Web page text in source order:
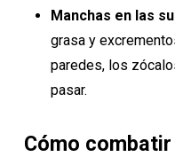
Manchas en las
grasa y
paredes, los
pasar.
Cómo